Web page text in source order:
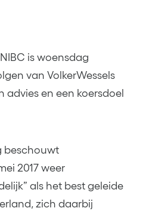
is woensdag
van VolkerWessels
advies en een koersdoel
beschouwt
2017 weer
als het best geleide
zich daarbij